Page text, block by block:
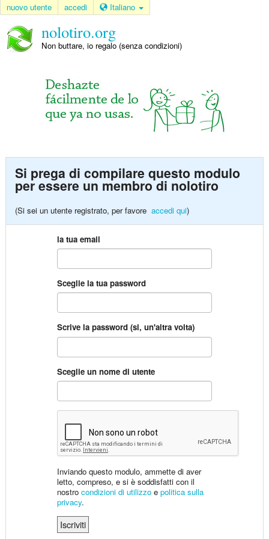
nuovo utente accedi Italiano
nolotiro.org
Non buttare, io regalo (senza condizioni)
Si prega di compilare questo modulo
per essere un membro di nolotiro
(Si sei un utente registrato, per favore accedi qui)
la tua email
Sceglie la tua password
Scrive la password (si, un'altra volta)
Sceglie un nome di utente
Inviando questo modulo, ammette di aver
letto, compreso, e si è soddisfatti con il
nostrocondizioni di utilizzo epolitica sulla
privacy.